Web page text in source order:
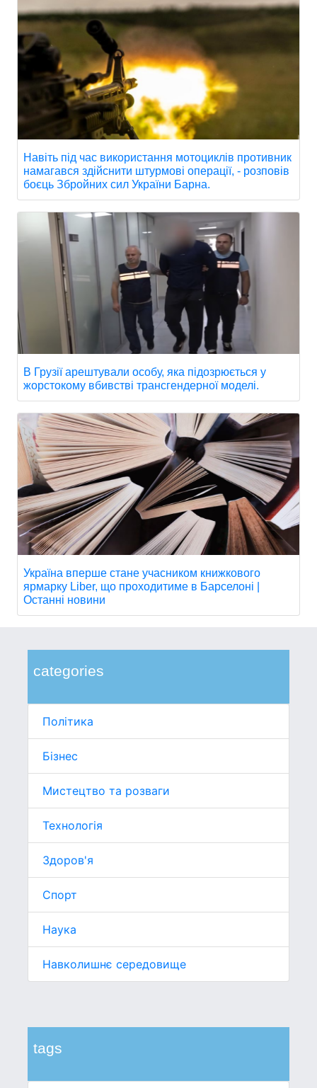
categories
Політика
Бізнес
Мистецтво та розваги
Технологія
Здоров'я
Спорт
Наука
Навколишнє середовище
tags
Навіть під час використання мотоциклів противник
намагався здійснити штурмові операції, - розповів
боєць Збройних сил України Барна.
В Грузії арештували особу, яка підозрюється у
жорстокому вбивстві трансгендерної моделі.
Україна вперше стане учасником книжкового
ярмарку Liber, що проходитиме в Барселоні |
Останні новини